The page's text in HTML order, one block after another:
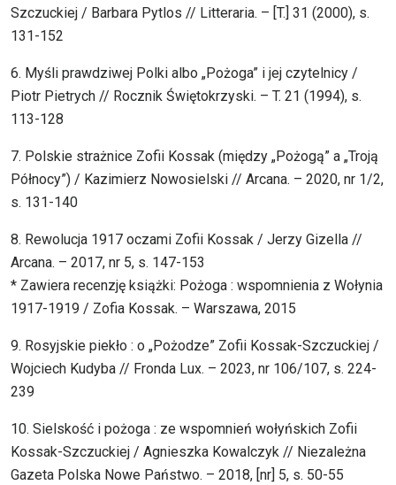
Szczuckiej / Barbara Pytlos // Litteraria. – [T.] 31 (2000), s.
131-152
6. Myśli prawdziwej Polki albo „Pożoga” i jej czytelnicy /
Piotr Pietrych // Rocznik Świętokrzyski. – T. 21 (1994), s.
113-128
7. Polskie strażnice Zofii Kossak (między „Pożogą” a „Troją
Północy”) / Kazimierz Nowosielski // Arcana. – 2020, nr 1/2,
s. 131-140
8. Rewolucja 1917 oczami Zofii Kossak / Jerzy Gizella //
Arcana. – 2017, nr 5, s. 147-153
* Zawiera recenzję książki: Pożoga : wspomnienia z Wołynia
1917-1919 / Zofia Kossak. – Warszawa, 2015
9. Rosyjskie piekło : o „Pożodze” Zofii Kossak-Szczuckiej /
Wojciech Kudyba // Fronda Lux. – 2023, nr 106/107, s. 224-
239
10. Sielskość i pożoga : ze wspomnień wołyńskich Zofii
Kossak-Szczuckiej / Agnieszka Kowalczyk // Niezależna
Gazeta Polska Nowe Państwo. – 2018, [nr] 5, s. 50-55